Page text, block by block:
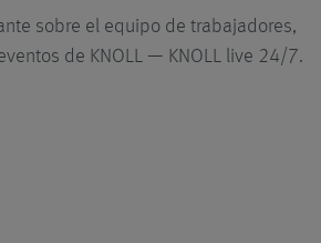
general
sobre el equipo de trabajadores,
de KNOLL ― KNOLL live 24/7.